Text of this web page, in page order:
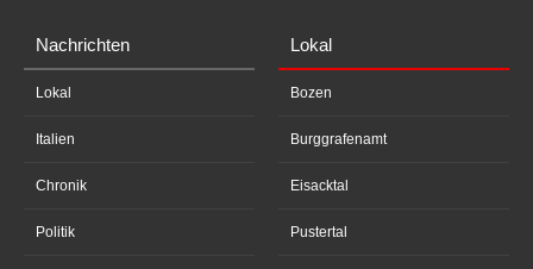
Nachrichten
Lokal
Italien
Chronik
Politik
Lokal
Bozen
Burggrafenamt
Eisacktal
Pustertal